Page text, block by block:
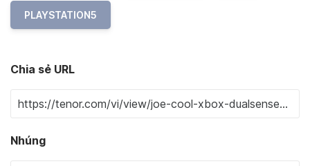
PLAYSTATION5
Chia sẻ URL
Nhúng